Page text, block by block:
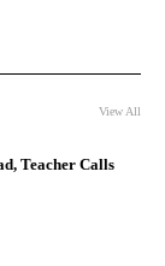
View All
Teacher Calls